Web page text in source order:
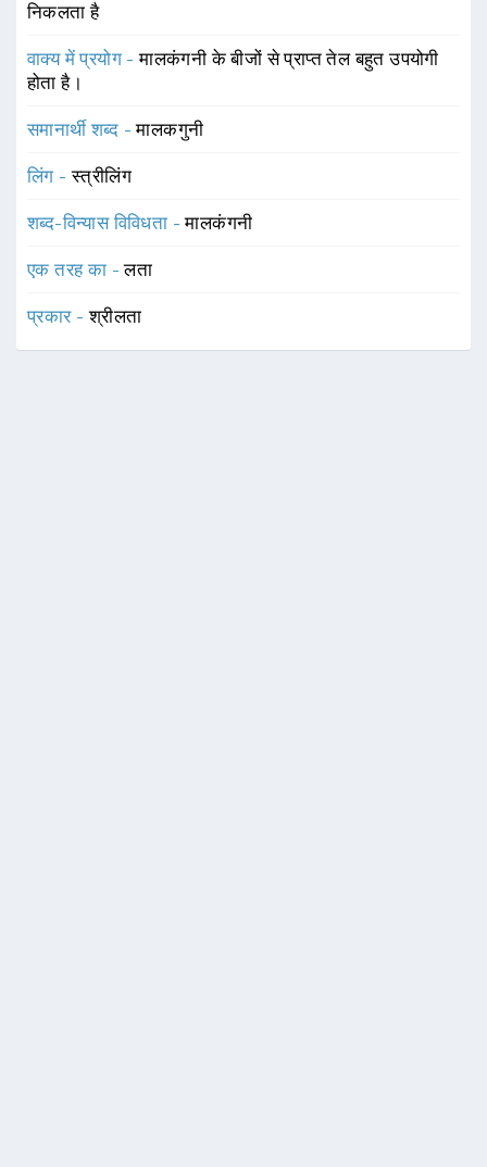
निकलता है
वाक्य में प्रयोग -मालकंगनी के बीजों से प्राप्त तेल बहुत उपयोगी
होता है।
समानार्थी शब्द -मालकगुनी
लिंग -स्त्रीलिंग
शब्द-विन्यास विविधता -मालकंगनी
एक तरह का -लता
प्रकार -श्रीलता